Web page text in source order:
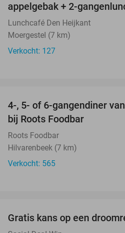
appelgebak + 2-
Lunchcafé Den Heijkant
Moergestel (7 km)
Verkocht: 127
4-, 5- of 6-gangendiner
bij Roots Foodbar
Roots Foodbar
Hilvarenbeek (7 km)
Verkocht: 565
Gratis kans op een